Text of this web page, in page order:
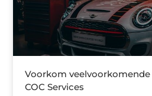
Voorkom
COC Services